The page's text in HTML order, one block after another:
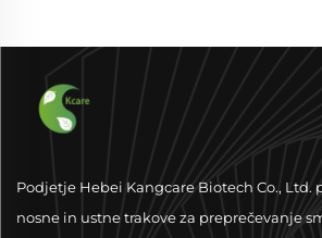
Podjetje Hebei Kangcare Biotech Co.,
nosne in ustne trakove za preprečevanje